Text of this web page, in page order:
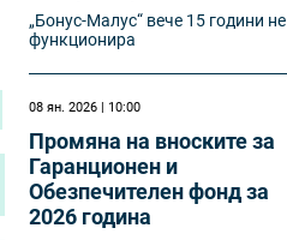
„Бонус-Малус“ вече 15 години не
функционира
08 ян. 2026 | 10:00
Промяна на вноските за
Гаранционен и
Обезпечителен фонд за
2026 година